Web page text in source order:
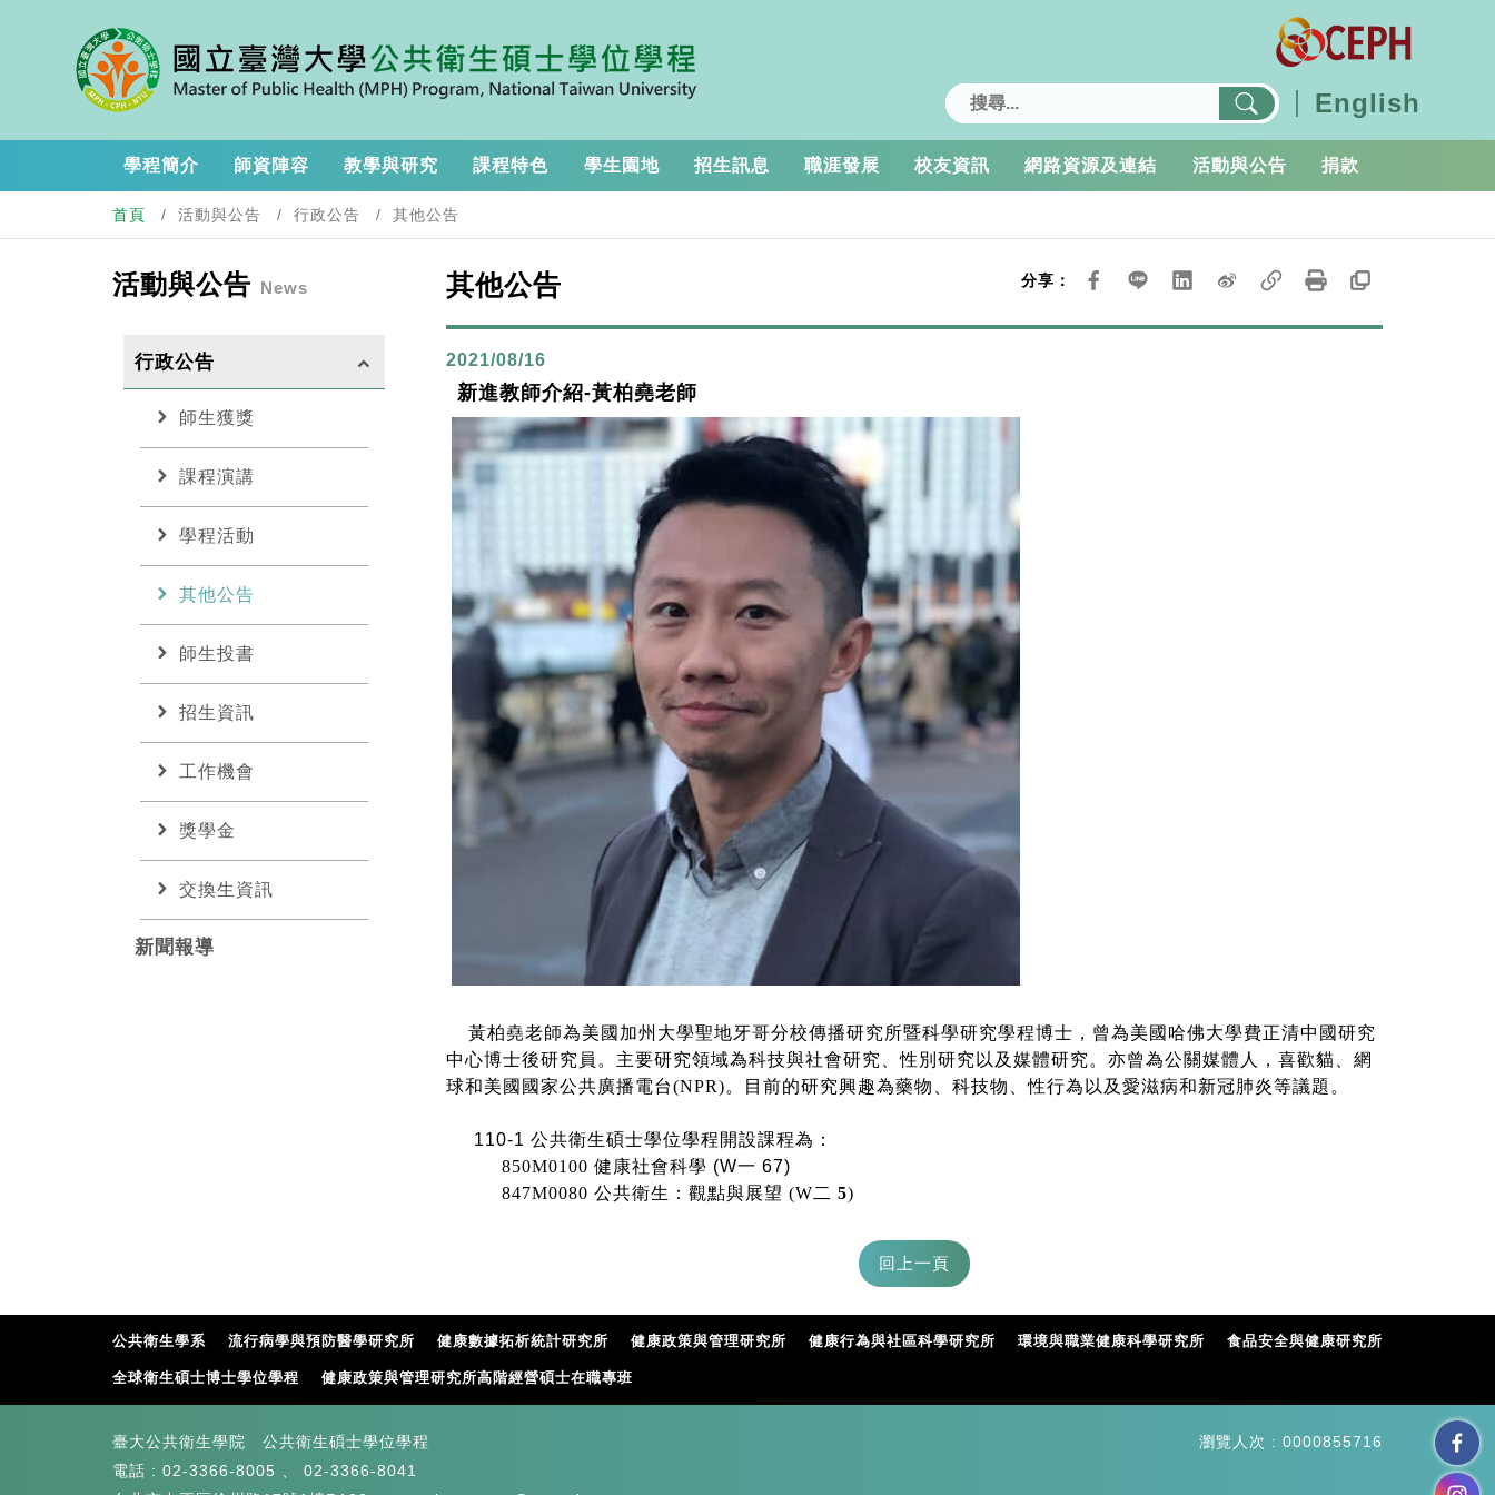
English
學程簡介 師資陣容 教學與研究 課程特色 學生園地 招生訊息 職涯發展 校友資訊 網路資源及連結 活動與公告 捐款
首頁 活動與公告 行政公告 其他公告
活動與公告 News
行政公告 keyboard_arrow_up
chevron_right 師生獲獎
chevron_right 課程演講
chevron_right 學程活動
chevron_right 其他公告
chevron_right 師生投書
chevron_right 招生資訊
chevron_right 工作機會
chevron_right 獎學金
chevron_right 交換生資訊
新聞報導
其他公告 分享：
2021/08/16
新進教師介紹-黃柏堯老師
黃柏堯老師為美國加州大學聖地牙哥分校傳播研究所暨科學研究學程博士，曾為美國哈佛大學費正清中國研究
中心博士後研究員。主要研究領域為科技與社會研究、性別研究以及媒體研究。亦曾為公關媒體人，喜歡貓、網
球和美國國家公共廣播電台(NPR)。目前的研究興趣為藥物、科技物、性行為以及愛滋病和新冠肺炎等議題。
110-1 公共衛生碩士學位學程開設課程為：
850M0100 健康社會科學 (W一 67)
847M0080 公共衛生：觀點與展望 (W二 5)
公共衛生學系 流行病學與預防醫學研究所 健康數據拓析統計研究所 健康政策與管理研究所 健康行為與社區科學研究所 環境與職業健康科學研究所 食品安全與健康研究所
全球衛生碩士博士學位學程 健康政策與管理研究所高階經營碩士在職專班
臺大公共衛生學院 公共衛生碩士學位學程
電話 : 02-3366-8005 、 02-3366-8041
瀏覽人次 : 0000855716